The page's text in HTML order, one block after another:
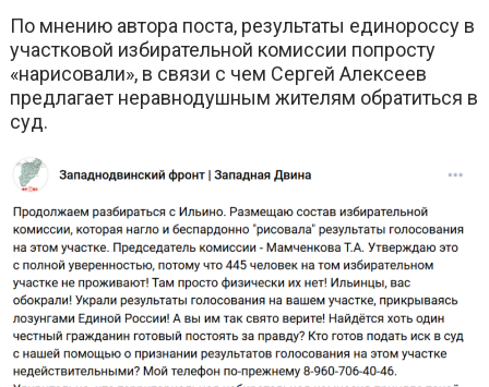
По мнению автора поста, результаты единороссу в
участковой избирательной комиссии попросту
«нарисовали», в связи с чем Сергей Алексеев
предлагает неравнодушным жителям обратиться в
суд.